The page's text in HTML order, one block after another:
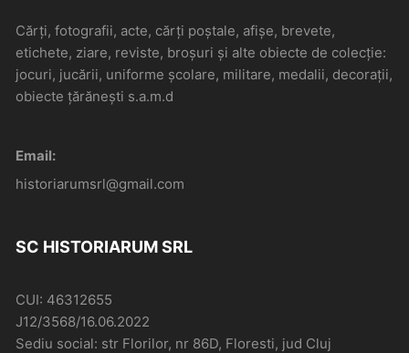
Cărți, fotografii, acte, cărți poștale, afișe, brevete,
etichete, ziare, reviste, broșuri și alte obiecte de colecție:
jocuri, jucării, uniforme școlare, militare, medalii, decorații,
obiecte țărănești s.a.m.d
Email:
historiarumsrl@gmail.com
SC HISTORIARUM SRL
CUI: 46312655
J12/3568/16.06.2022
Sediu social: str Florilor, nr 86D, Floresti, jud Cluj